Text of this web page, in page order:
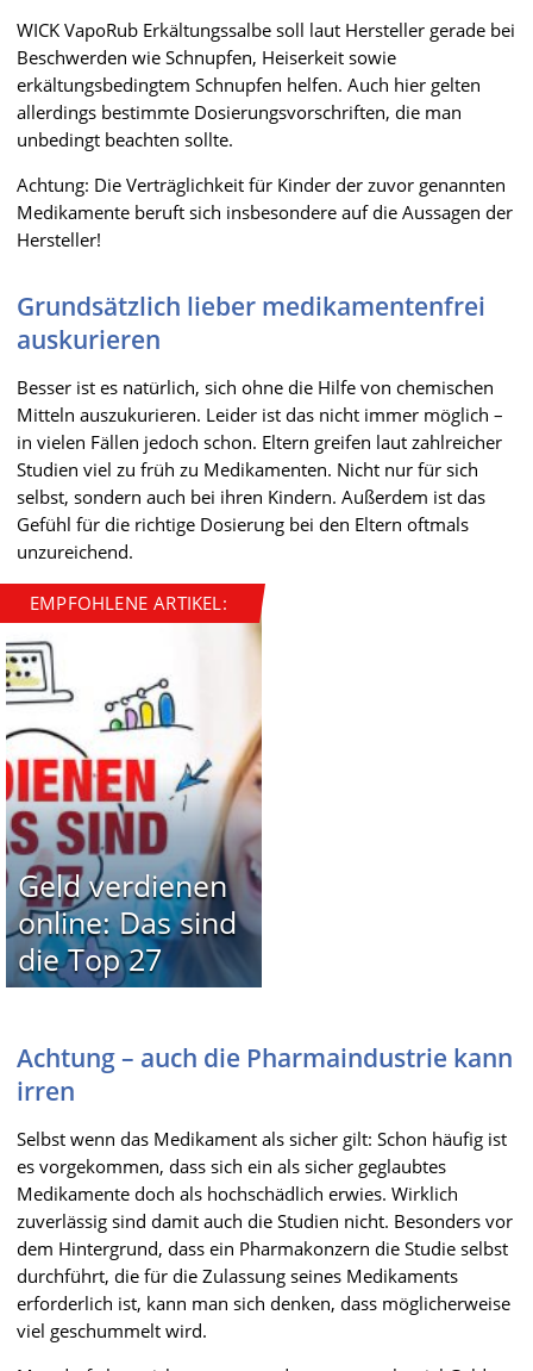
WICK VapoRub Erkältungssalbe soll laut Hersteller gerade bei
Beschwerden wie Schnupfen, Heiserkeit sowie
erkältungsbedingtem Schnupfen helfen. Auch hier gelten
allerdings bestimmte Dosierungsvorschriften, die man
unbedingt beachten sollte.
Achtung: Die Verträglichkeit für Kinder der zuvor genannten
Medikamente beruft sich insbesondere auf die Aussagen der
Hersteller!
Grundsätzlich lieber medikamentenfrei
auskurieren
Besser ist es natürlich, sich ohne die Hilfe von chemischen
Mitteln auszukurieren. Leider ist das nicht immer möglich –
in vielen Fällen jedoch schon. Eltern greifen laut zahlreicher
Studien viel zu früh zu Medikamenten. Nicht nur für sich
selbst, sondern auch bei ihren Kindern. Außerdem ist das
Gefühl für die richtige Dosierung bei den Eltern oftmals
unzureichend.
EMPFOHLENE ARTIKEL:
Geld verdienen
online: Das sind
die Top 27
Achtung – auch die Pharmaindustrie kann
irren
Selbst wenn das Medikament als sicher gilt: Schon häufig ist
es vorgekommen, dass sich ein als sicher geglaubtes
Medikamente doch als hochschädlich erwies. Wirklich
zuverlässig sind damit auch die Studien nicht. Besonders vor
dem Hintergrund, dass ein Pharmakonzern die Studie selbst
durchführt, die für die Zulassung seines Medikaments
erforderlich ist, kann man sich denken, dass möglicherweise
viel geschummelt wird.